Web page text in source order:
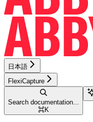
日本語
FlexiCapture
Search documentation...
⌘K